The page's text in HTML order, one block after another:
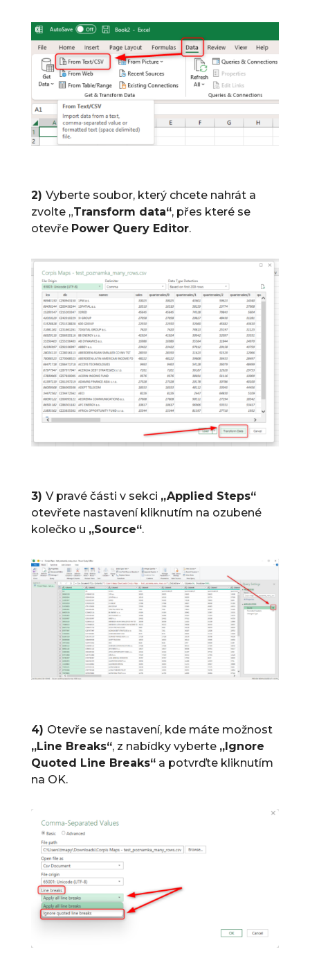
2) Vyberte soubor, který chcete nahrát a
zvolte „Transform data“, přes které se
otevře Power Query Editor.
3) V pravé části v sekci „Applied Steps“
otevřete nastavení kliknutím na ozubené
kolečko u „Source“.
4) Otevře se nastavení, kde máte možnost
„Line Breaks“, z nabídky vyberte „Ignore
Quoted Line Breaks“a potvrďte kliknutím
na OK.